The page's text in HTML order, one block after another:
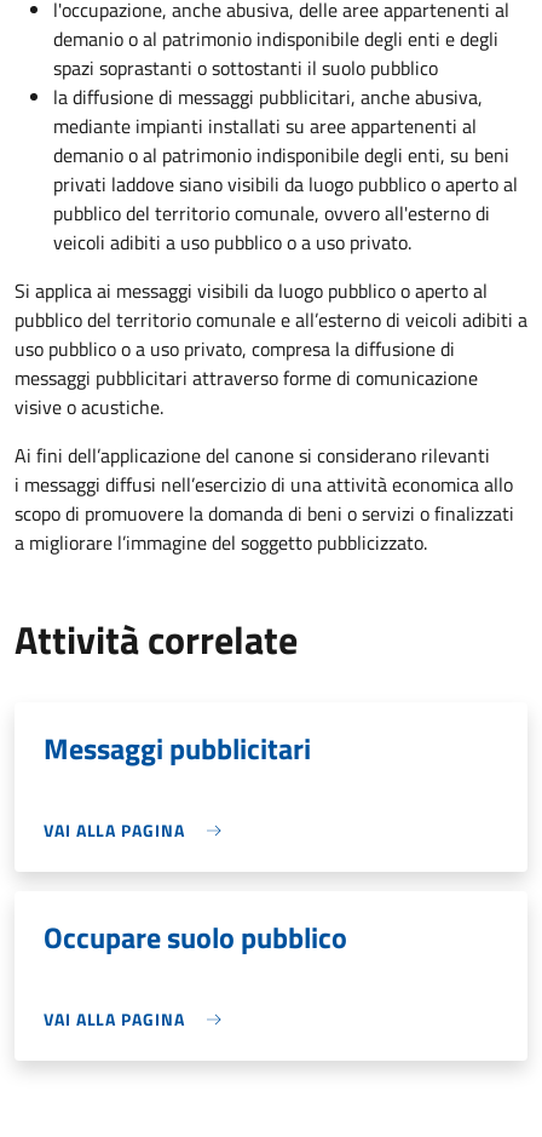
l'occupazione, anche abusiva, delle aree appartenenti al
demanio o al patrimonio indisponibile degli enti e degli
spazi soprastanti o sottostanti il suolo pubblico
la diffusione di messaggi pubblicitari, anche abusiva,
mediante impianti installati su aree appartenenti al
demanio o al patrimonio indisponibile degli enti, su beni
privati laddove siano visibili da luogo pubblico o aperto al
pubblico del territorio comunale, ovvero all'esterno di
veicoli adibiti a uso pubblico o a uso privato.
Si applica ai messaggi visibili da luogo pubblico o aperto al
pubblico del territorio comunale e all’esterno di veicoli adibiti a
uso pubblico o a uso privato, compresa la diffusione di
messaggi pubblicitari attraverso forme di comunicazione
visive o acustiche.
Ai fini dell’applicazione del canone si considerano rilevanti
i messaggi diffusi nell’esercizio di una attività economica allo
scopo di promuovere la domanda di beni o servizi o finalizzati
a migliorare l’immagine del soggetto pubblicizzato.
Attività correlate
Messaggi pubblicitari
VAI ALLA PAGINA
Occupare suolo pubblico
VAI ALLA PAGINA